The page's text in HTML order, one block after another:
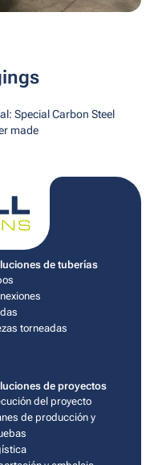
Special Carbon Steel
made
de tuberías
torneadas
de proyectos
del proyecto
de producción y